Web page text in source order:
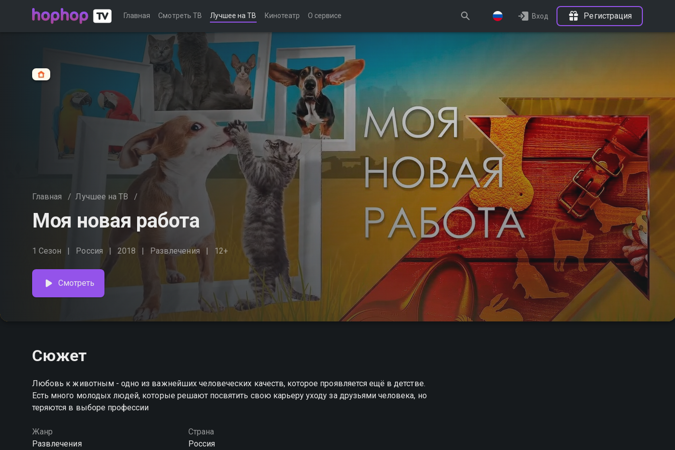
Главная Смотреть ТВ Лучшее на ТВ Кинотеатр О сервисе Вход Регистрация
Главная / Лучшее на ТВ /
Моя новая работа
1 Сезон Россия 2018 Развлечения 12+
Смотреть
Сюжет
Любовь к животным - одно из важнейших человеческих качеств, которое проявляется ещё в детстве.
Есть много молодых людей, которые решают посвятить свою карьеру уходу за друзьями человека, но
теряются в выборе профессии
Жанр
Развлечения
Страна
Россия